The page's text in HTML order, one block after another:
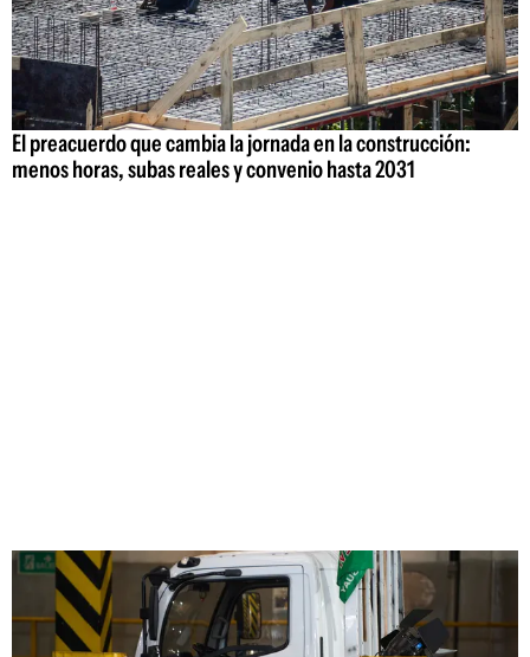
El preacuerdo que cambia la jornada en la construcción:
menos horas, subas reales y convenio hasta 2031